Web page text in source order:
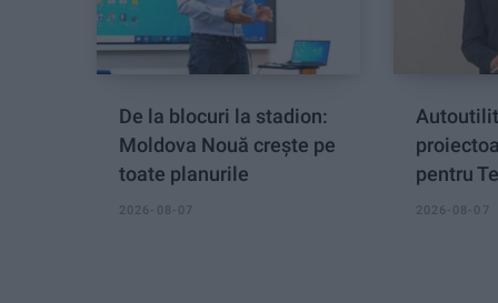
De la blocuri la stadion:
Moldova Nouă crește pe
toate planurile
2026-08-07
pentru
2026-08-07